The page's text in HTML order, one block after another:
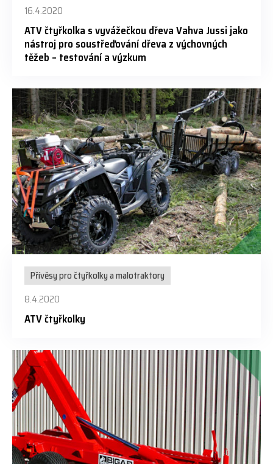
16.4.2020
ATV čtyřkolka s vyvážečkou dřeva Vahva Jussi jako
nástroj pro soustřeďování dřeva z výchovných
těžeb – testování a výzkum
Přívěsy pro čtyřkolky a malotraktory
8.4.2020
ATV čtyřkolky